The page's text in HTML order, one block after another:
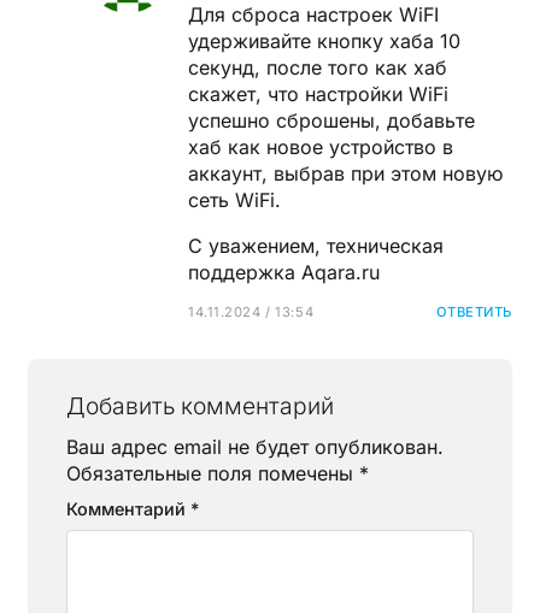
Для сброса настроек WiFI
удерживайте кнопку хаба 10
секунд, после того как хаб
скажет, что настройки WiFi
успешно сброшены, добавьте
хаб как новое устройство в
аккаунт, выбрав при этом новую
сеть WiFi.
С уважением, техническая
поддержка Aqara.ru
14.11.2024 / 13:54 ОТВЕТИТЬ
Добавить комментарий
Ваш адрес email не будет опубликован.
Обязательные поля помечены *
Комментарий *